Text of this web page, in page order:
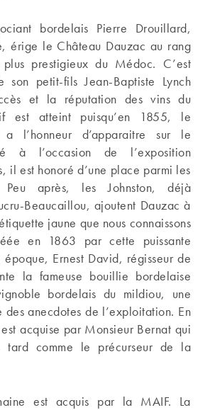
bordelais Pierre Drouillard,
érige le Château Dauzac au rang
prestigieux du Médoc. C’est
son petit-fils Jean-Baptiste Lynch
et la réputation des vins du
est atteint puisqu’en 1855, le
l’honneur d’apparaitre sur le
à l’occasion de l’exposition
il est honoré d’une place parmi les
Peu après, les Johnston, déjà
Beaucaillou, ajoutent Dauzac à
jaune que nous connaissons
en 1863 par cette puissante
Ernest David, régisseur de
la fameuse bouillie bordelaise
bordelais du mildiou, une
anecdotes de l’exploitation. En
acquise par Monsieur Bernat qui
tard comme le précurseur de la
est acquis par la MAIF. La